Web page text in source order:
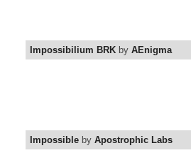
Impossibilium BRK by AEnigma
Impossible by Apostrophic Labs